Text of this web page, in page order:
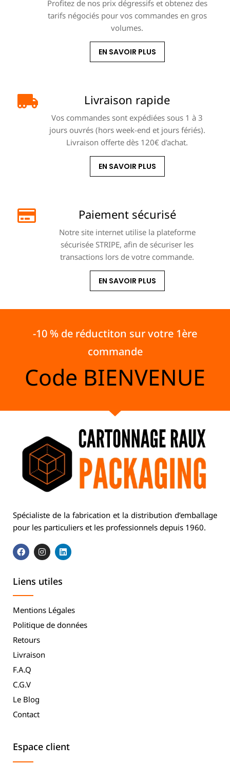
Profitez de nos prix dégressifs et obtenez des
tarifs négociés pour vos commandes en gros
volumes.
EN SAVOIR PLUS
Livraison rapide
Vos commandes sont expédiées sous 1 à 3
jours ouvrés (hors week-end et jours fériés).
Livraison offerte dès 120€ d'achat.
EN SAVOIR PLUS
Paiement sécurisé
Notre site internet utilise la plateforme
sécurisée STRIPE, afin de sécuriser les
transactions lors de votre commande.
EN SAVOIR PLUS
-10 % de réductiton sur votre 1ère
commande
Code BIENVENUE
Spécialiste de la fabrication et la distribution d’emballage
pour les particuliers et les professionnels depuis 1960.
Liens utiles
Mentions Légales
Politique de données
Retours
Livraison
F.A.Q
C.G.V
Le Blog
Contact
Espace client